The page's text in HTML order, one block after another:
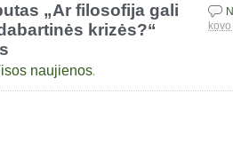
„Ar filosofija gali
krizės?“
naujienos.